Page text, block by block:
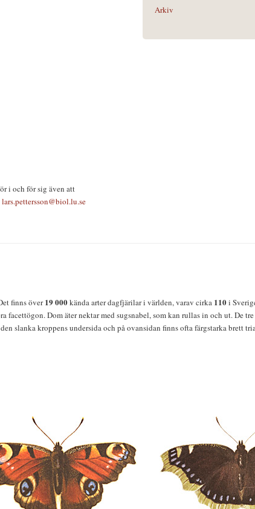
i och för sig även att
lars.pettersson@biol.lu.se
Arkiv
finns över19 000kända arter dagfjärilar i världen, varav cirka 110i
facettögon. Dom äter nektar med sugsnabel, som kan rullas in och ut. De
slanka kroppens undersida och på ovansidan finns ofta färgstarka brett